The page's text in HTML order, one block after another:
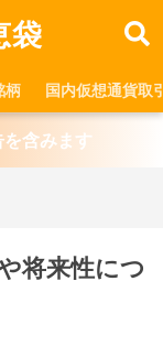
袋
柄 国内仮想通貨取
含みます
将来性につ